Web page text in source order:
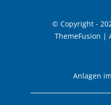
© Copyright -
ThemeFusion |
Anlagen